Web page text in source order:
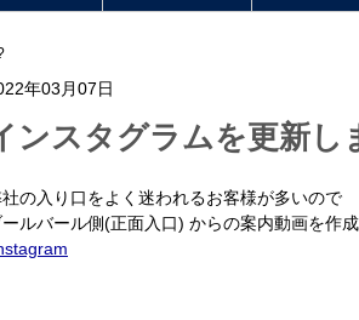
年03月07日
ンスタグラムを更新し
の入り口をよく迷われるお客様が多いので
ールバール側(正面入口) からの案内動画を作